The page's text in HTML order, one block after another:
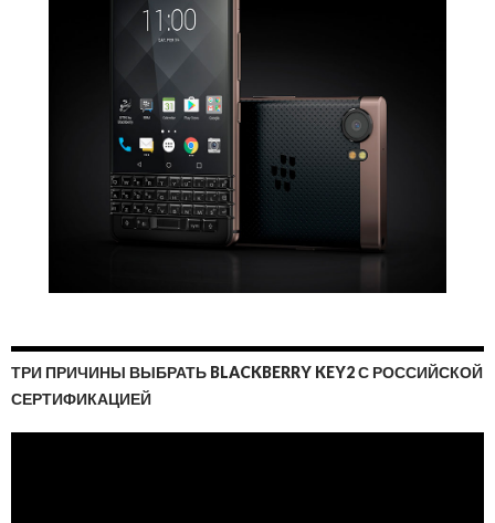
ТРИ ПРИЧИНЫ ВЫБРАТЬ BLACKBERRY KEY2 С РОССИЙСКОЙ
СЕРТИФИКАЦИЕЙ